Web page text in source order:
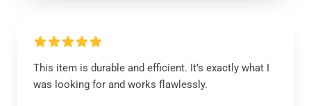
This item is durable and efficient. It’s exactly what I
was looking for and works flawlessly.